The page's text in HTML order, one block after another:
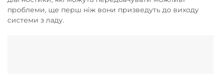
проблеми, ще перш ніж вони призведуть до виходу
системи з ладу.